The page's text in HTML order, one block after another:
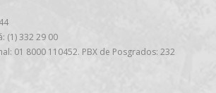
(1) 332 29 00
01 8000 110452. PBX de Posgrados: 232